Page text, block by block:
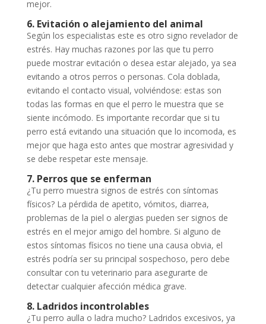
mejor.
6. Evitación o alejamiento del animal
Según los especialistas este es otro signo revelador de
estrés. Hay muchas razones por las que tu perro
puede mostrar evitación o desea estar alejado, ya sea
evitando a otros perros o personas. Cola doblada,
evitando el contacto visual, volviéndose: estas son
todas las formas en que el perro le muestra que se
siente incómodo. Es importante recordar que si tu
perro está evitando una situación que lo incomoda, es
mejor que haga esto antes que mostrar agresividad y
se debe respetar este mensaje.
7. Perros que se enferman
¿Tu perro muestra signos de estrés con síntomas
físicos? La pérdida de apetito, vómitos, diarrea,
problemas de la piel o alergias pueden ser signos de
estrés en el mejor amigo del hombre. Si alguno de
estos síntomas físicos no tiene una causa obvia, el
estrés podría ser su principal sospechoso, pero debe
consultar con tu veterinario para asegurarte de
detectar cualquier afección médica grave.
8. Ladridos incontrolables
¿Tu perro aulla o ladra mucho? Ladridos excesivos, ya